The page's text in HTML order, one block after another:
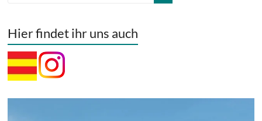
Hier findet ihr uns auch